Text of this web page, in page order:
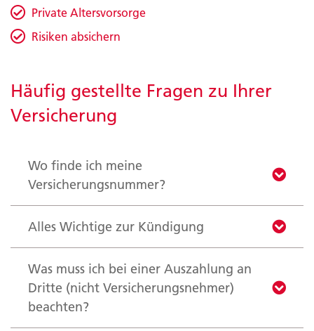
Private Altersvorsorge
Risiken absichern
Häufig gestellte Fragen zu Ihrer
Versicherung
Wo finde ich meine
Versicherungsnummer?
Alles Wichtige zur Kündigung
Was muss ich bei einer Auszahlung an
Dritte (nicht Versicherungsnehmer)
beachten?